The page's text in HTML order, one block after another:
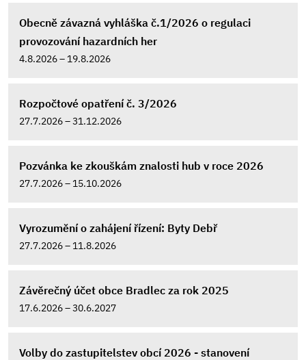
Obecně závazná vyhláška č.1/2026 o regulaci
provozování hazardních her
4.8.2026 – 19.8.2026
Rozpočtové opatření č. 3/2026
27.7.2026 – 31.12.2026
Pozvánka ke zkouškám znalosti hub v roce 2026
27.7.2026 – 15.10.2026
Vyrozumění o zahájení řízení: Byty Debř
27.7.2026 – 11.8.2026
Závěrečný účet obce Bradlec za rok 2025
17.6.2026 – 30.6.2027
Volby do zastupitelstev obcí 2026 - stanovení